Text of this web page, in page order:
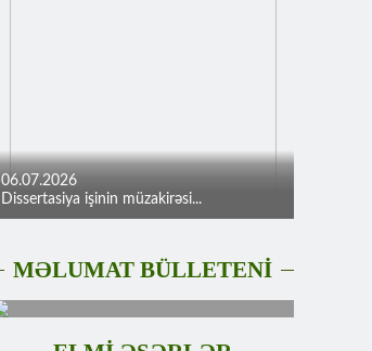
06.07.2026
Dissertasiya işinin müzakirəsi...
MƏLUMAT BÜLLETENİ